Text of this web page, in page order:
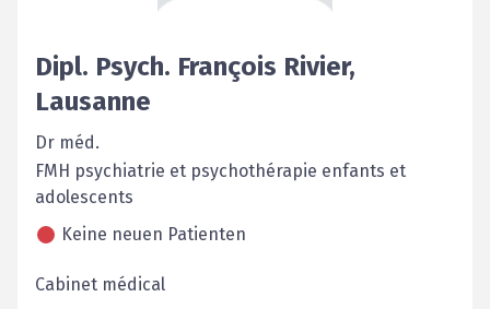
Dipl. Psych. François Rivier,
Lausanne
Dr méd.
FMH psychiatrie et psychothérapie enfants et
adolescents
Keine neuen Patienten
Cabinet médical